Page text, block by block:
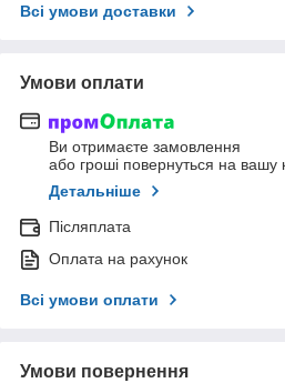
Всі умови доставки
Умови оплати
Ви отримаєте замовлення
або гроші повернуться на вашу
Детальніше
Післяплата
Оплата на рахунок
Всі умови оплати
Умови повернення